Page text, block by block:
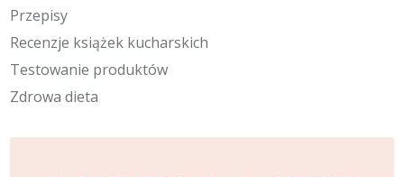
Przepisy
Recenzje książek kucharskich
Testowanie produktów
Zdrowa dieta